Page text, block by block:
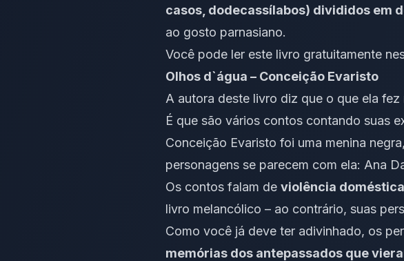
casos, dodecassílabos) divididos em
ao gosto parnasiano.
Você pode ler este livro gratuitamente
Olhos d`água – Conceição Evaristo
A autora deste livro diz que o que ela fez
É que são vários contos contando suas
Conceição Evaristo foi uma menina
personagens se parecem com ela: Ana
Os contos falam de violência
livro melancólico – ao contrário, suas
Como você já deve ter adivinhado, os
memórias dos antepassados que